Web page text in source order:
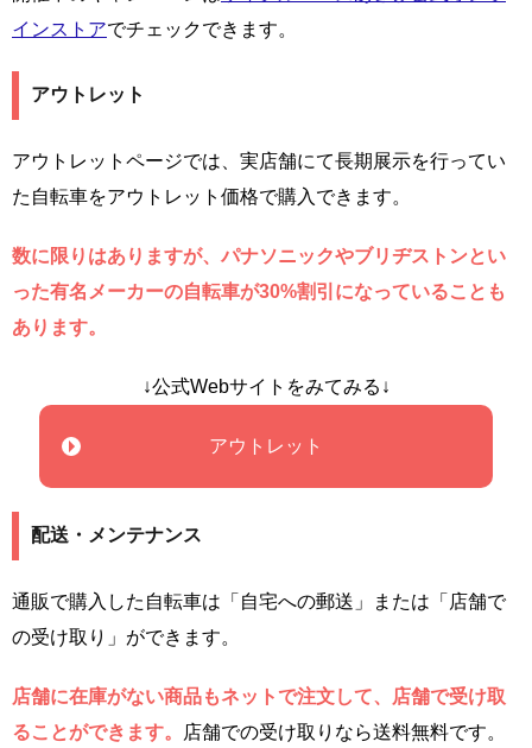
インストアでチェックできます。
アウトレット
アウトレットページでは、実店舗にて長期展示を行ってい
た自転車をアウトレット価格で購入できます。
数に限りはありますが、パナソニックやブリヂストンとい
った有名メーカーの自転車が30%割引になっていることも
あります。
↓公式Webサイトをみてみる↓
アウトレット
配送・メンテナンス
通販で購入した自転車は「自宅への郵送」または「店舗で
の受け取り」ができます。
店舗に在庫がない商品もネットで注文して、店舗で受け取
ることができます。
店舗での受け取りなら送料無料です。